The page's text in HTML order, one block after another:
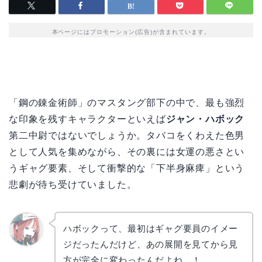
本ページにはプロモーション(広告)が含まれています。
「鋼の錬金術師」のマスタング部下の中で、最も強烈
な印象を残すキャラクターといえばジャン・ハボック
第二中尉ではないでしょうか。タバコをくわえた色男
として人気を集めながら、その裏には女運の悪さとい
うギャグ要素、そして衝撃的な「下半身麻痺」という
悲劇が待ち受けていました。
ハボックって、最初はギャグ要員のイメー
ジだったんだけど、あの展開を見てから見
方が完全に変わったんだよね…！